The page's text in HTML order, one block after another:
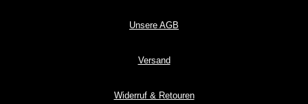
Unsere AGB
Versand
Widerruf & Retouren